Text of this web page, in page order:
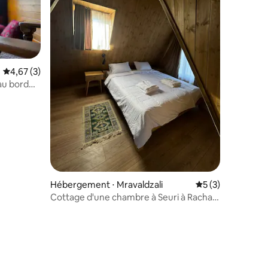
: 4,75 sur 5
Évaluation moyenne sur la base de 3 commentaires : 4,67 sur 5
4,67 (3)
bord
Hébergement ⋅ Mravaldzali Évaluation
5 (3)
Cottage d'une chambre à Seuri à Racha